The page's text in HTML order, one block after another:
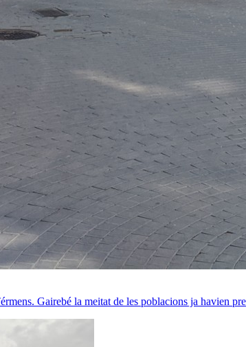
Gairebé la meitat de les poblacions ja havien